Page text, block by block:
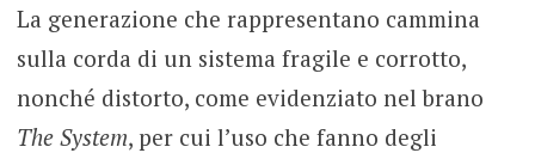
La generazione che rappresentano cammina
sulla corda di un sistema fragile e corrotto,
nonché distorto, come evidenziato nel brano
The System, per cui l’uso che fanno degli